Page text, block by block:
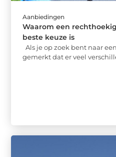
Aanbiedingen
Waarom een
beste keuze is
Als je op zoek bent naar
gemerkt dat er veel